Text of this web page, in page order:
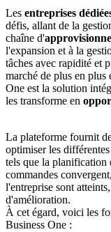
Les entreprises
défis, allant de la
chaîne d'
l'expansion et à la
tâches avec rapidité et
marché de plus en plus
One est la solution
les transforme en
La plateforme fournit
optimiser les
tels que la planification
commandes
l'entreprise sont
d'amélioration.
À cet égard, voici les
Business One :